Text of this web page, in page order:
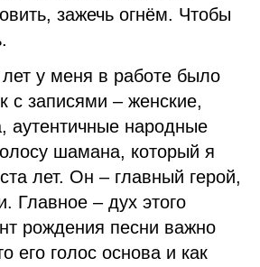
зажечь огнём. Чтобы
у меня в работе было
с записями – женские,
аутентичные народные
шамана, который я
лет. Он – главный герой,
Главное – дух этого
рождения песни важно
его голос основа и как